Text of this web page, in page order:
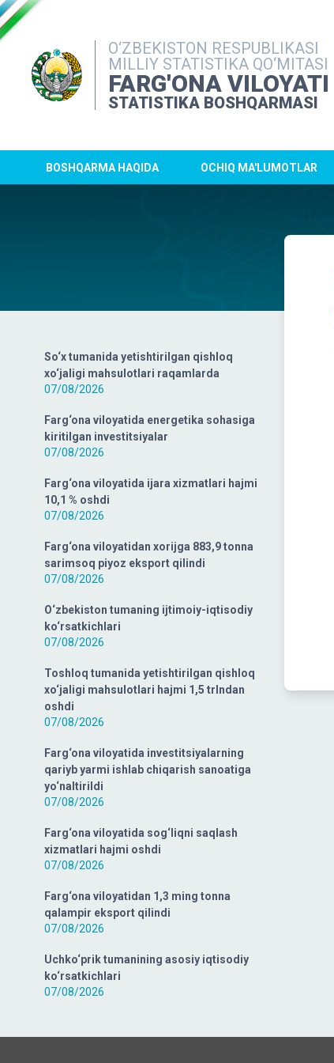
O‘ZBEKISTON RESPUBLIKASI
MILLIY STATISTIKA QO‘MITASI
FARG'ONA VILOYATI
STATISTIKA BOSHQARMASI
BOSHQARMA HAQIDA OCHIQ MA'LUMOTLAR
So‘x tumanida yetishtirilgan qishloq
xo‘jaligi mahsulotlari raqamlarda
07/08/2026
Farg‘ona viloyatida energetika sohasiga
kiritilgan investitsiyalar
07/08/2026
Farg‘ona viloyatida ijara xizmatlari hajmi
10,1 % oshdi
07/08/2026
Farg‘ona viloyatidan xorijga 883,9 tonna
sarimsoq piyoz eksport qilindi
07/08/2026
O‘zbekiston tumaning ijtimoiy-iqtisodiy
ko‘rsatkichlari
07/08/2026
Toshloq tumanida yetishtirilgan qishloq
xo‘jaligi mahsulotlari hajmi 1,5 trlndan
oshdi
07/08/2026
Farg‘ona viloyatida investitsiyalarning
qariyb yarmi ishlab chiqarish sanoatiga
yo‘naltirildi
07/08/2026
Farg‘ona viloyatida sog‘liqni saqlash
xizmatlari hajmi oshdi
07/08/2026
Farg‘ona viloyatidan 1,3 ming tonna
qalampir eksport qilindi
07/08/2026
Uchko‘prik tumanining asosiy iqtisodiy
ko‘rsatkichlari
07/08/2026